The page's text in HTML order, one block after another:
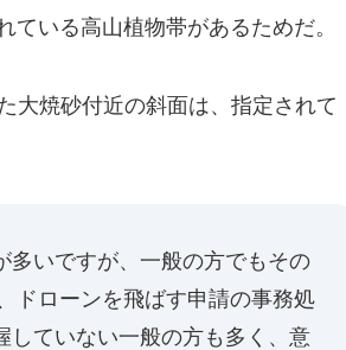
いる高山植物帯があるためだ。
大焼砂付近の斜面は、指定されて
多いですが、一般の方でもその
ドローンを飛ばす申請の事務処
していない一般の方も多く、意